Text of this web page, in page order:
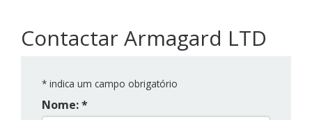
Contactar Armagard LTD
* indica um campo obrigatório
Nome: *